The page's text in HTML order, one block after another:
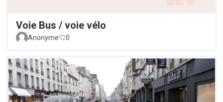
Voie Bus / voie vélo
Anonyme 0